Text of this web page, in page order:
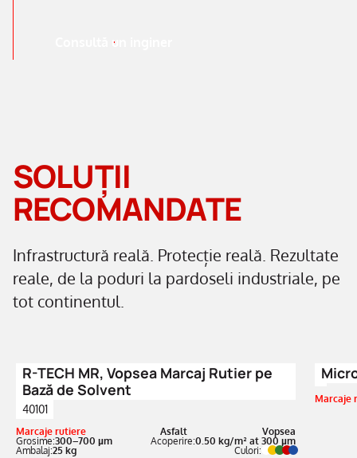
Consultă un inginer
SOLUȚII
RECOMANDATE
Infrastructură reală. Protecție reală. Rezultate
reale, de la poduri la pardoseli industriale, pe
tot continentul.
R-TECH MR, Vopsea Marcaj Rutier pe
Bază de Solvent
40101
Marcaje rutiere Asfalt
Vopsea
Grosime:300–700 µm Acoperire:0.50 kg/m² at 300 µm
Ambalaj:25 kg Culori:
Marcaje